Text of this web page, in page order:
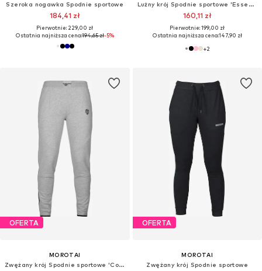
Szeroka nogawka Spodnie sportowe
184,41 zł
Pierwotnie: 229,00 zł
Ostatnia najniższa cena:194,65 zł-5%
Lużny krój Spodnie sportowe 'Essentials'
160,11 zł
Pierwotnie: 199,00 zł
Ostatnia najniższa cena:147,90 zł
+2
OFERTA
MOROTAI
Zwężany krój Spodnie sportowe 'Comfy Performance'
OFERTA
MOROTAI
Zwężany krój Spodnie sportowe